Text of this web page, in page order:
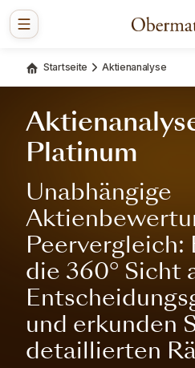
Startseite Aktienanalyse
Platinum
Unabhängige
Peervergleich:
die 360° Sicht
und erkunden
detaillierten